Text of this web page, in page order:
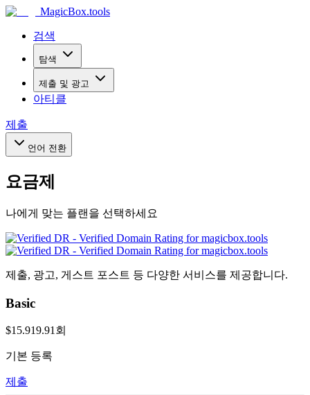
MagicBox.tools
검색
탐색
제출 및 광고
아티클
제출
언어 전환
요금제
나에게 맞는 플랜을 선택하세요
제출, 광고, 게스트 포스트 등 다양한 서비스를 제공합니다.
Basic
$15.919.91회
기본 등록
제출